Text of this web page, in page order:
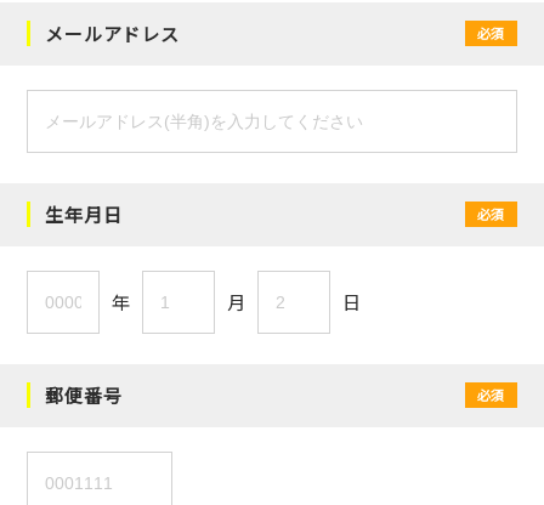
メールアドレス 必須
生年月日 必須
年 月 日
郵便番号 必須